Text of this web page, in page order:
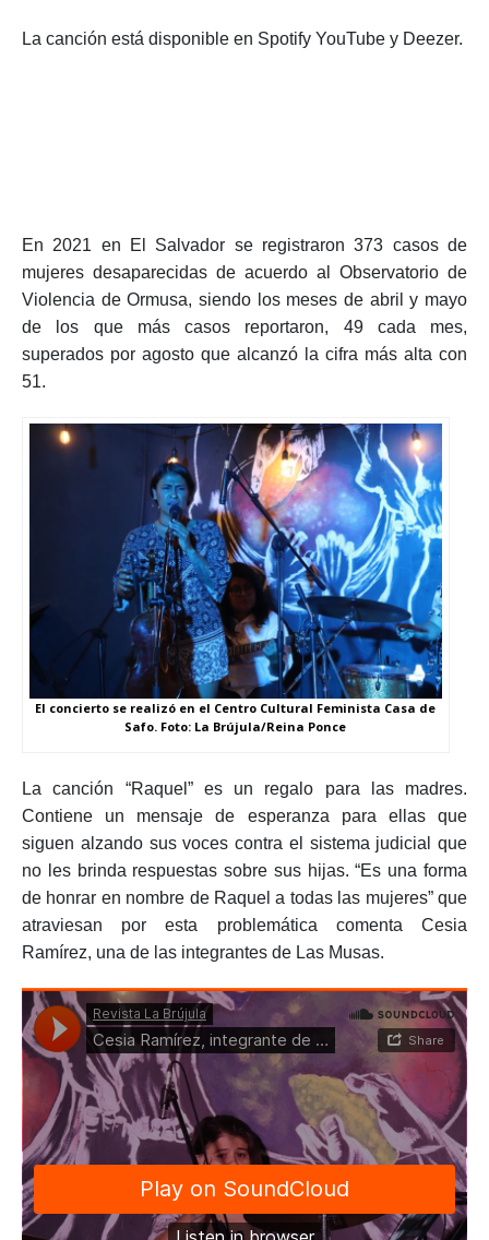
La canción está disponible en Spotify YouTube y Deezer.
En 2021 en El Salvador se registraron 373 casos de
mujeres desaparecidas de acuerdo al Observatorio de
Violencia de Ormusa, siendo los meses de abril y mayo
de los que más casos reportaron, 49 cada mes,
superados por agosto que alcanzó la cifra más alta con
51.
El concierto se realizó en el Centro Cultural Feminista Casa de
Safo. Foto: La Brújula/Reina Ponce
La canción “Raquel” es un regalo para las madres.
Contiene un mensaje de esperanza para ellas que
siguen alzando sus voces contra el sistema judicial que
no les brinda respuestas sobre sus hijas. “Es una forma
de honrar en nombre de Raquel a todas las mujeres” que
atraviesan por esta problemática comenta Cesia
Ramírez, una de las integrantes de Las Musas.